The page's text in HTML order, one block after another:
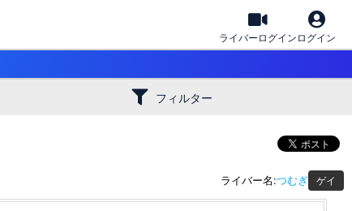
ライバーログインログイン
フィルター
ライバー名:つむぎ ゲイ